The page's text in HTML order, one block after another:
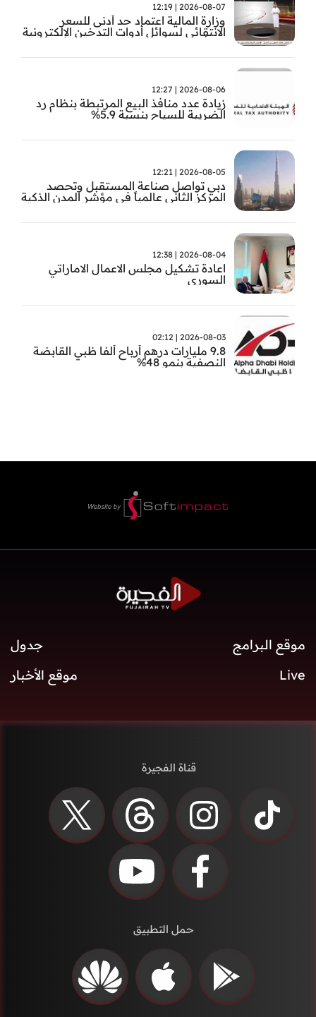
2026-08-07 | 12:19
وزارة المالية اعتماد حد أدنى للسعر
الانتقائي لسوائل أدوات التدخين الإلكترونية
2026-08-06 | 12:27
زيادة عدد منافذ البيع المرتبطة بنظام رد
الضريبة للسياح بنسبة 5.9%
2026-08-05 | 12:21
دبي تواصل صناعة المستقبل وتحصد
المركز الثاني عالمياً في مؤشر المدن الذكية
2026-08-04 | 12:38
اعادة تشكيل مجلس الاعمال الاماراتي
السوري
2026-08-03 | 02:12
9.8 مليارات درهم أرباح ألفا ظبي القابضة
النصفية بنمو 48%
موقع البرامج
جدول
Live
موقع الأخبار
قناة الفجيرة
حمل التطبيق